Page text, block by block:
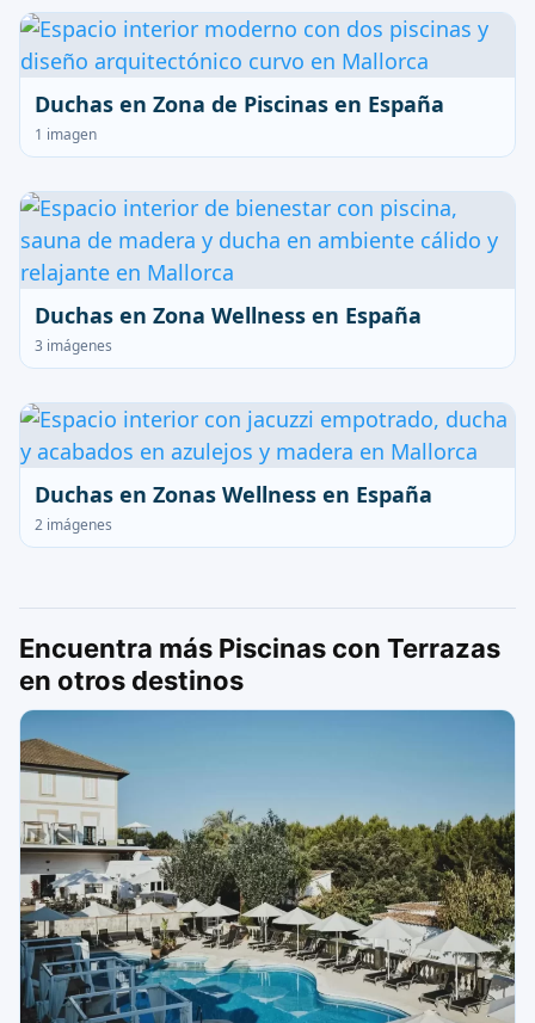
Duchas en Zona de Piscinas en España
1 imagen
Duchas en Zona Wellness en España
3 imágenes
Duchas en Zonas Wellness en España
2 imágenes
Encuentra más Piscinas con Terrazas
en otros destinos